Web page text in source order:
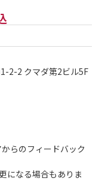
2-2 クマダ第2ビル5F
らのフィードバック
になる場合もありま